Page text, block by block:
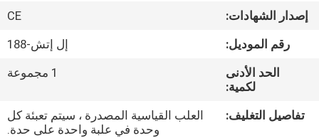
حولنا
جولة
المصنع
إصدار الشهادات:
CE
رقم الموديل:
إل إتش-188
الحد الأدنى
لكمية:
1 مجموعة
تفاصيل التغليف:
العلب القياسية المصدرة ، سيتم تعبئة كل
وحدة في علبة واحدة على حدة.